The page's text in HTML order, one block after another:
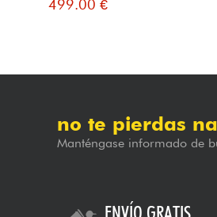
499.00 €
no te pierdas
Manténgase informado de